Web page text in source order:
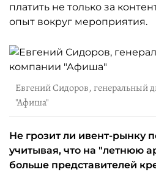
платить не только за
опыт вокруг мероприятия.
Евгений Сидоров, генеральный
"Афиша"
Не грозит ли ивент-рынку
учитывая, что на "летнюю
больше представителей